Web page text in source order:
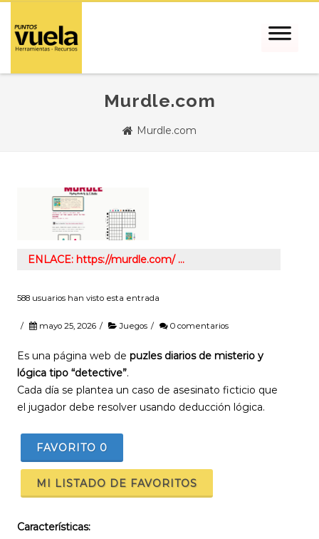
Murdle.com
Murdle.com
ENLACE: https://murdle.com/ …
588 usuarios han visto esta entrada
/ mayo 25, 2026 / Juegos / 0 comentarios
Es una página web de puzles diarios de misterio y
lógica tipo “detective”.
Cada día se plantea un caso de asesinato ficticio que
el jugador debe resolver usando deducción lógica.
FAVORITO 0
MI LISTADO DE FAVORITOS
Características: